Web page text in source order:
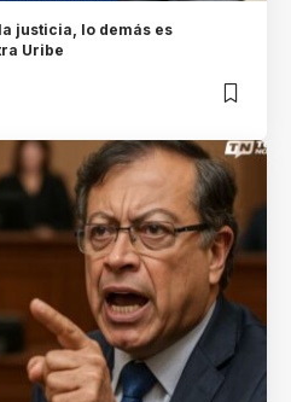
justicia, lo demás es
Uribe